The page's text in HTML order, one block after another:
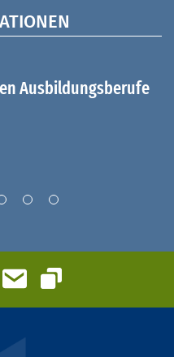
Ausbildungsberufe
E-Mail
Link kopieren